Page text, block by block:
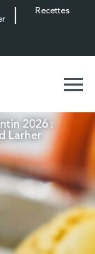
Recettes
2026 :
Larher